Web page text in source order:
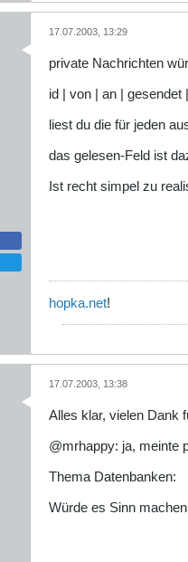
17.07.2003, 13:29
private Nachrichten
id | von | an | gesendet
liest du die für jeden
das gelesen-Feld ist
Ist recht simpel zu
hopka.net!
17.07.2003, 13:38
Alles klar, vielen Dank
@mrhappy: ja, meinte
Thema Datenbanken:
Würde es Sinn